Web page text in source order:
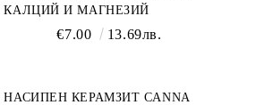
КАЛЦИЙ И МАГНЕЗИЙ
€7.00 13.69лв.
НАСИПЕН КЕРАМЗИТ CANNA